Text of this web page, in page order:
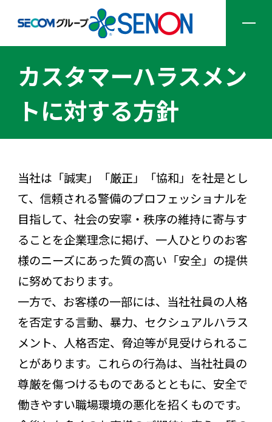
企業情報
ソリューション一覧
採用情報
ニュース
カスタマーハラスメン
トに対する方針
当社は「誠実」「厳正」「協和」を社是とし
て、信頼される警備のプロフェッショナルを
目指して、社会の安寧・秩序の維持に寄与す
ることを企業理念に掲げ、一人ひとりのお客
様のニーズにあった質の高い「安全」の提供
に努めております。
一方で、お客様の一部には、当社社員の人格
を否定する言動、暴力、セクシュアルハラス
メント、人格否定、脅迫等が見受けられるこ
とがあります。これらの行為は、当社社員の
尊厳を傷つけるものであるとともに、安全で
働きやすい職場環境の悪化を招くものです。